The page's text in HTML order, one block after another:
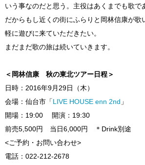
いう事なのだと思う。主役はあくまでも歌で
だからもし近くの街にふらりと岡林信康が歌
軽に遊びに来ていただきたい。
まだまだ歌の旅は続いていきます。
＜岡林信康 秋の東北ツアー日程＞
日時：2016年9月29日（木）
会場：仙台市「LIVE HOUSE enn 2nd 」
開場：19:00 開演：19:30
前売5,500円 当日6,000円 ＊Drink別途
<ご予約・お問い合わせ>
電話：022-212-2678